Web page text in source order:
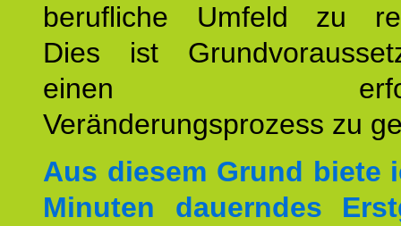
berufliche Umfeld zu
Dies ist
einen
Veränderungsprozess zu
Aus diesem Grund biete
Minuten dauerndes